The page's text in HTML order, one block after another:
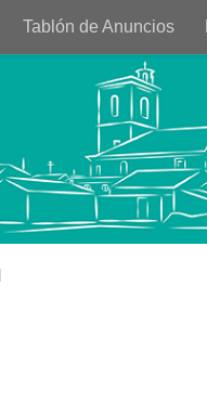
Tablón de Anuncios